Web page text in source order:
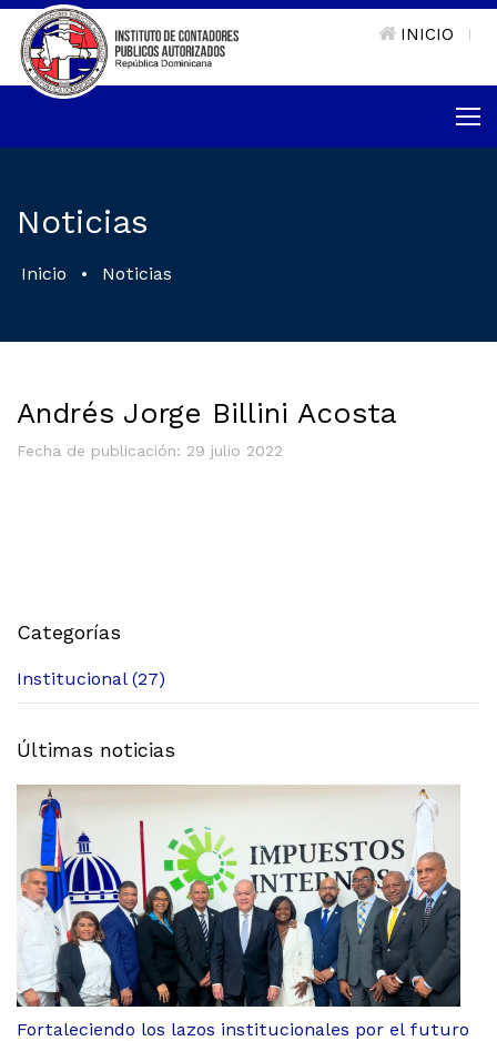
INICIO
Noticias
Inicio • Noticias
Andrés Jorge Billini Acosta
Fecha de publicación: 29 julio 2022
Categorías
Institucional (27)
Últimas noticias
Fortaleciendo los lazos institucionales por el futuro